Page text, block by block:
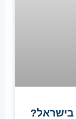
בישראל?